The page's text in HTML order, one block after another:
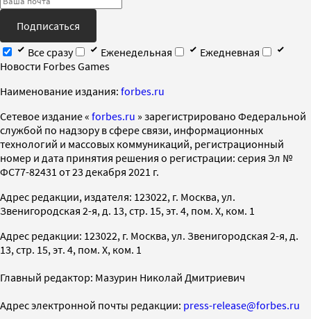
Подписаться
Все сразу
Еженедельная
Ежедневная
Новости Forbes Games
Наименование издания: forbes.ru
Cетевое издание « forbes.ru » зарегистрировано Федеральной
службой по надзору в сфере связи, информационных
технологий и массовых коммуникаций, регистрационный
номер и дата принятия решения о регистрации: серия Эл №
ФС77-82431 от 23 декабря 2021 г.
Адрес редакции, издателя: 123022, г. Москва, ул.
Звенигородская 2-я, д. 13, стр. 15, эт. 4, пом. X, ком. 1
Адрес редакции: 123022, г. Москва, ул. Звенигородская 2-я, д.
13, стр. 15, эт. 4, пом. X, ком. 1
Главный редактор: Мазурин Николай Дмитриевич
Адрес электронной почты редакции: press-release@forbes.ru